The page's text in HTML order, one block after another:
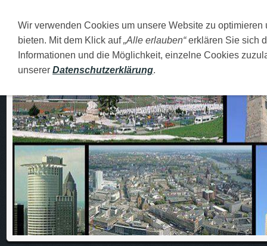
DEUTSCH O MENI FAMILIJA MOJI GRADOVI
Wir verwenden Cookies um unsere Website zu
bieten. Mit dem Klick auf„Alle erlauben“erklären Sie sich
Informationen und die Möglichkeit, einzelne Cookies
unserer Datenschutzerklärung.